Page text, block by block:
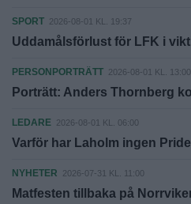
SPORT 2026-08-01 KL. 19:37
Uddamålsförlust för LFK i
PERSONPORTRÄTT 2026-08-01 KL. 13:00
Porträtt: Anders Thornberg
LEDARE 2026-08-01 KL. 06:00
Varför har Laholm ingen
NYHETER 2026-07-31 KL. 11:00
Matfesten tillbaka på